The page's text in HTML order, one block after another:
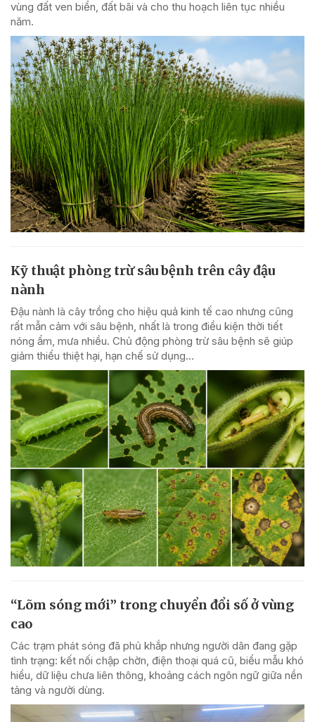
vùng đất ven biển, đất bãi và cho thu hoạch liên tục nhiều
năm.
Kỹ thuật phòng trừ sâu bệnh trên cây đậu
nành
Đậu nành là cây trồng cho hiệu quả kinh tế cao nhưng cũng
rất mẫn cảm với sâu bệnh, nhất là trong điều kiện thời tiết
nóng ẩm, mưa nhiều. Chủ động phòng trừ sâu bệnh sẽ giúp
giảm thiểu thiệt hại, hạn chế sử dụng...
“Lõm sóng mới” trong chuyển đổi số ở vùng
cao
Các trạm phát sóng đã phủ khắp nhưng người dân đang gặp
tình trạng: kết nối chập chờn, điện thoại quá cũ, biểu mẫu khó
hiểu, dữ liệu chưa liên thông, khoảng cách ngôn ngữ giữa nền
tảng và người dùng.